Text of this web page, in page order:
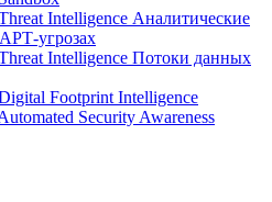
Intelligence Аналитические
угрозах
Intelligence Потоки данных
Footprint Intelligence
Security Awareness